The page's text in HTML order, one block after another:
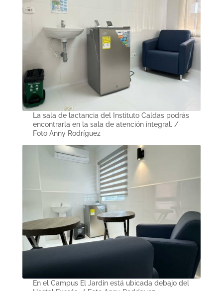
La sala de lactancia del Instituto Caldas podrás
encontrarla en la sala de atención integral. /
Foto Anny Rodríguez
En el Campus El Jardín está ubicada debajo del